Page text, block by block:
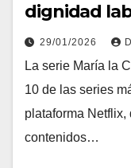
dignidad
29/01/2026
La serie María la
10 de las series
plataforma
contenidos…